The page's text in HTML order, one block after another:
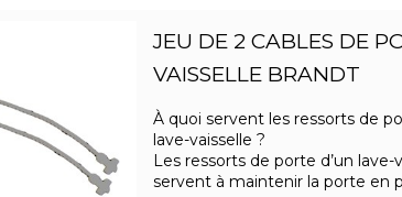
JEU DE 2 CABLES DE
VAISSELLE BRANDT
À quoi servent les ressorts de
lave-vaisselle ?
Les ressorts de porte d’un lave-
servent à maintenir la porte en